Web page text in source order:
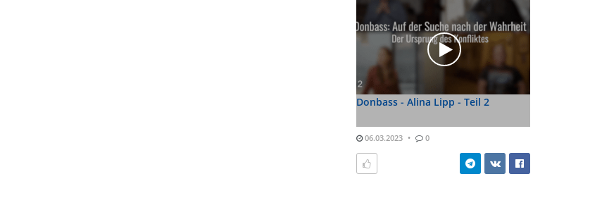
Donbass - Alina Lipp - Teil 2
06.03.2023 0